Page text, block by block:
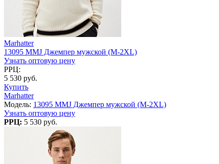
Marhatter
13095 MMJ Джемпер мужской (M-2XL)
Узнать оптовую цену
РРЦ:
5 530 руб.
Купить
Marhatter
Модель: 13095 MMJ Джемпер мужской (M-2XL)
Узнать оптовую цену
РРЦ: 5 530 руб.